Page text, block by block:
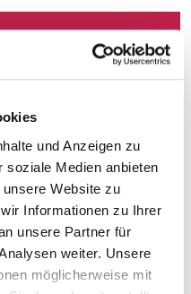
und Anzeigen zu
soziale Medien anbieten
Website zu
Informationen zu Ihrer
unsere Partner für
weiter. Unsere
möglicherweise mit
und authentisch
Briefing zur
Dr. Markus Reisner -